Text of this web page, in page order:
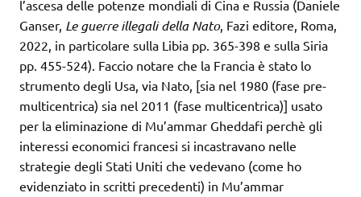
l’ascesa delle potenze mondiali di Cina e Russia (Daniele
Ganser, Le guerre illegali della Nato, Fazi editore, Roma,
2022, in particolare sulla Libia pp. 365-398 e sulla Siria
pp. 455-524). Faccio notare che la Francia è stato lo
strumento degli Usa, via Nato, [sia nel 1980 (fase pre-
multicentrica) sia nel 2011 (fase multicentrica)] usato
per la eliminazione di Mu’ammar Gheddafi perchè gli
interessi economici francesi si incastravano nelle
strategie degli Stati Uniti che vedevano (come ho
evidenziato in scritti precedenti) in Mu’ammar